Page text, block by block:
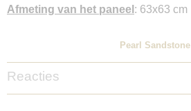
Afmeting van het paneel : 63x63 cm
Pearl Sandstone
Reacties